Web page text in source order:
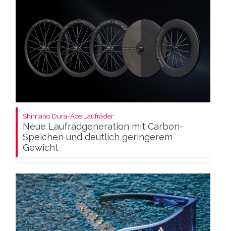
Shimano Dura-Ace Laufräder:
Neue Laufradgeneration mit Carbon-
Speichen und deutlich geringerem
Gewicht